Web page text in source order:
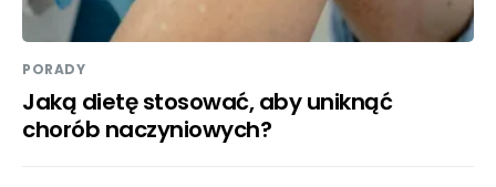
PORADY
Jaką dietę stosować, aby uniknąć
chorób naczyniowych?